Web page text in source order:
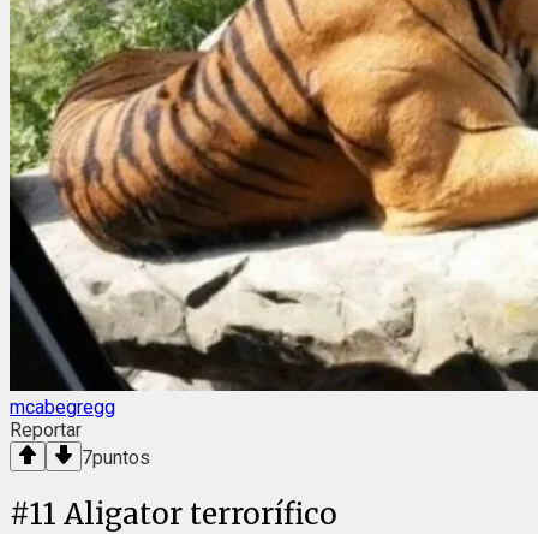
mcabegregg
Reportar
7puntos
#11 Aligator terrorífico